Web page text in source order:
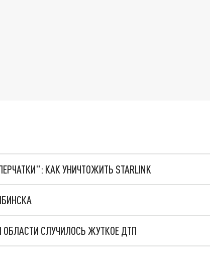
КАК УНИЧТОЖИТЬ STARLINK
СЛУЧИЛОСЬ ЖУТКОЕ ДТП